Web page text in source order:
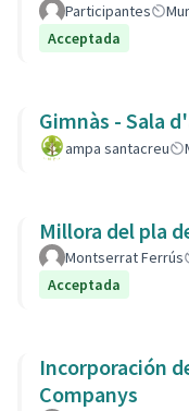
Participantes
Acceptada
Gimnàs - Sala
ampa santacreu
Millora del pla
Montserrat Ferrús
Acceptada
Incorporación
Companys